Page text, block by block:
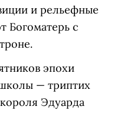
и рельефные
Богоматерь с
эпохи
— триптих
Эдуарда